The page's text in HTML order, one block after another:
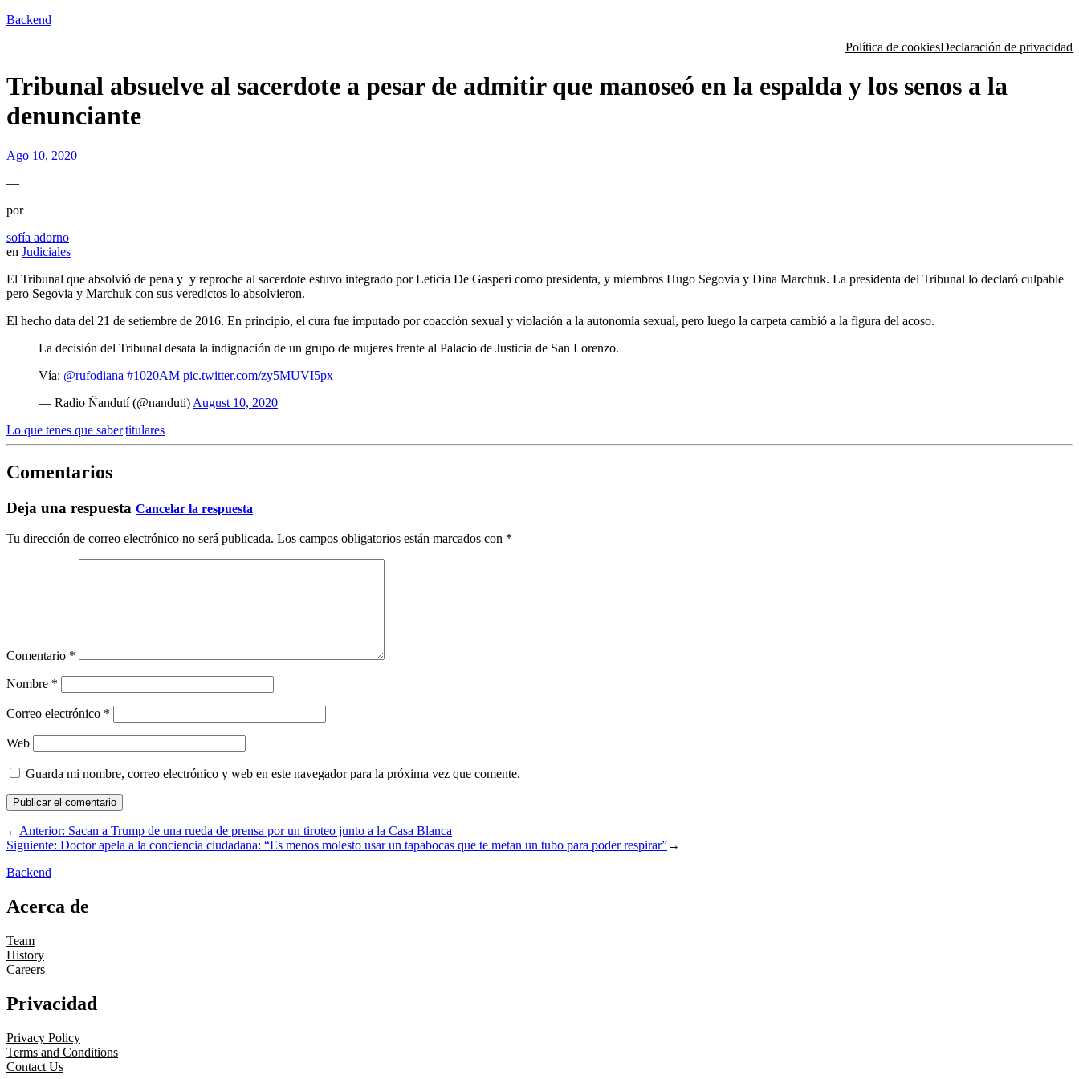
Backend
Política de cookiesDeclaración de privacidad
Tribunal absuelve al sacerdote a pesar de admitir que manoseó en la espalda y los senos a la
denunciante
Ago 10, 2020
—
por
sofía adorno
en Judiciales
El Tribunal que absolvió de pena y y reproche al sacerdote estuvo integrado por Leticia De Gasperi como presidenta, y miembros Hugo Segovia y Dina Marchuk. La presidenta del Tribunal lo declaró culpable
pero Segovia y Marchuk con sus veredictos lo absolvieron.
El hecho data del 21 de setiembre de 2016. En principio, el cura fue imputado por coacción sexual y violación a la autonomía sexual, pero luego la carpeta cambió a la figura del acoso.
La decisión del Tribunal desata la indignación de un grupo de mujeres frente al Palacio de Justicia de San Lorenzo.
Vía: @rufodiana #1020AM pic.twitter.com/zy5MUVI5px
— Radio Ñandutí (@nanduti) August 10, 2020
Lo que tenes que saber|titulares
Comentarios
Deja una respuesta Cancelar la respuesta
Tu dirección de correo electrónico no será publicada. Los campos obligatorios están marcados con *
Comentario *
Nombre *
Correo electrónico *
Web
Guarda mi nombre, correo electrónico y web en este navegador para la próxima vez que comente.
←Anterior: Sacan a Trump de una rueda de prensa por un tiroteo junto a la Casa Blanca
Siguiente: Doctor apela a la conciencia ciudadana: “Es menos molesto usar un tapabocas que te metan un tubo para poder respirar”→
Backend
Acerca de
Team
History
Careers
Privacidad
Privacy Policy
Terms and Conditions
Contact Us